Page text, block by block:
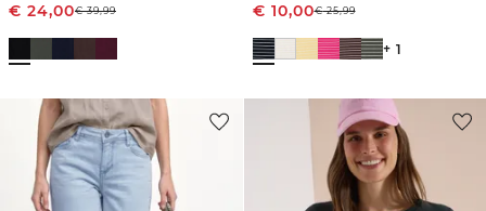
€ 24,00€39,99 € 10,00€25,99
+ 1